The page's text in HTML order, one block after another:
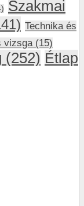
Szakmai
Technika és
vizsga(15)
(252) Étlap